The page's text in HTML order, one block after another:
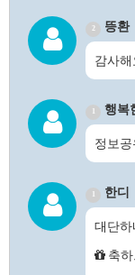
2 뜽환
감사해
행복
정보
한디
대단하
축